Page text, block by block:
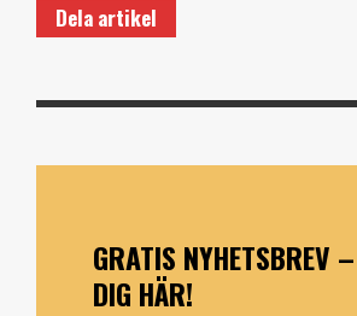
Dela artikel
GRATIS NYHETSBREV
DIG HÄR!